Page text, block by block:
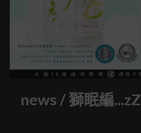
news /獅眠編...zZ